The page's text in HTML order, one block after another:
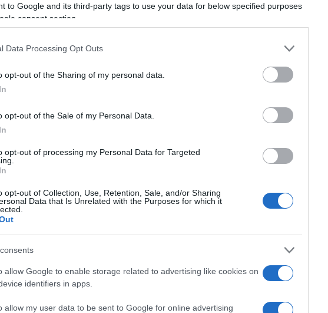
to Google and its third-party tags to use your data for below specified purposes
consent section.
Data Processing Opt Outs
opt-out of the Sharing of my personal data.
opt-out of the Sale of my Personal Data.
opt-out of processing my Personal Data for Targeted
opt-out of Collection, Use, Retention, Sale, and/or Sharing
Data that Is Unrelated with the Purposes for which it
allow Google to enable storage related to advertising like cookies on
identifiers in apps.
allow my user data to be sent to Google for online advertising
χρόνο και το ημιαυτόνομο σύστημα
σχετικά με το περιβάλλον γύρω από το
360 μοιρών γύρω από το αυτοκίνητο, παρέχοντας